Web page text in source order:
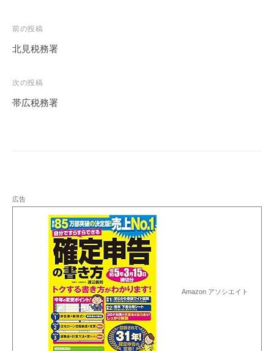
投
稿
ビ
ゲ
前の投稿
北見税務署
次の投稿
帯広税務署
広告
Amazon アソシエイト